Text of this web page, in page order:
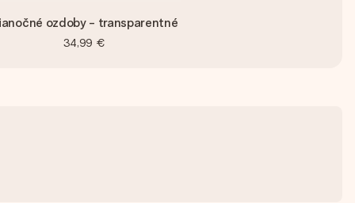
ozdoby - transparentné
34,99 €